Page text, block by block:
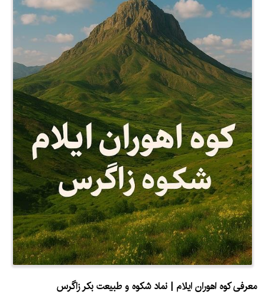
معرفی کوه اهوران ایلام | نماد شکوه و طبیعت بکر زاگرس